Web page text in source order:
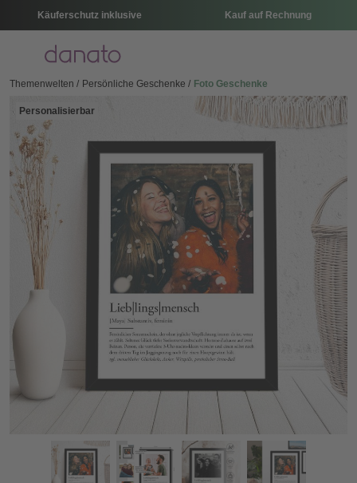
Käuferschutz inklusive Kauf auf Rechnung
Menü
Themenwelten Persönliche Geschenke Foto Geschenke
Personalisierbar
Definition Lieblingsmensch - personalisiertes Bild mit Foto
Zurück